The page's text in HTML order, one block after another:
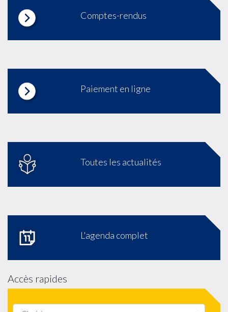
Comptes-rendus
Paiement en ligne
Toutes les actualités
L'agenda complet
Accès rapides